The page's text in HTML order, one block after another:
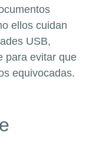
ellos cuidan
USB,
para evitar que
equivocadas.